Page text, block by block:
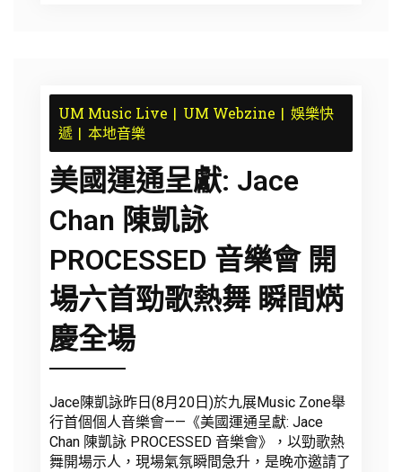
UM Music Live UM Webzine
娛樂快
遞
本地音樂
美國運通呈獻: Jace
Chan 陳凱詠
PROCESSED 音樂會 開
場六首勁歌熱舞 瞬間焫
慶全場
Jace陳凱詠昨日(8月20日)於九展Music Zone舉
行首個個人音樂會——《美國運通呈獻: Jace
Chan 陳凱詠 PROCESSED 音樂會》，以勁歌熱
舞開場示人，現場氣氛瞬間急升，是晚亦邀請了